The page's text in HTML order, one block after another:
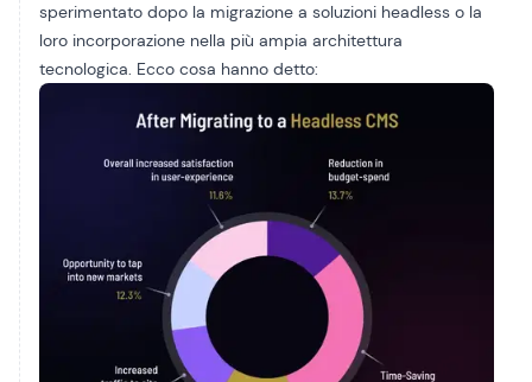
sperimentato dopo la migrazione a soluzioni headless o la
loro incorporazione nella più ampia architettura
tecnologica. Ecco cosa hanno detto: